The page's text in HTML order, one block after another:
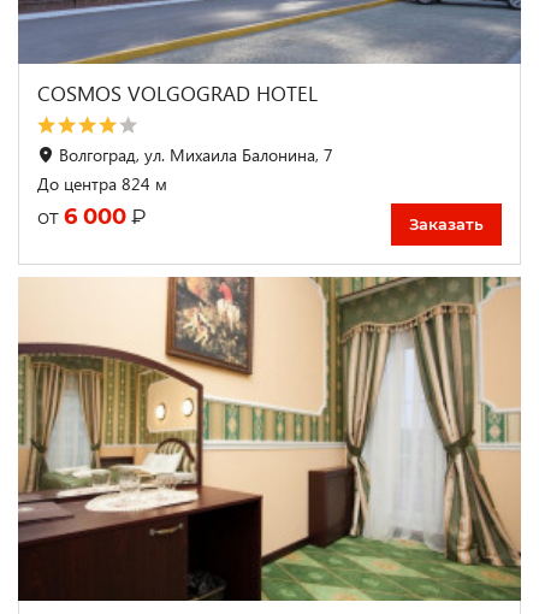
COSMOS VOLGOGRAD HOTEL
Волгоград, ул. Михаила Балонина, 7
До центра 824 м
от 6 000 ₽ Заказать